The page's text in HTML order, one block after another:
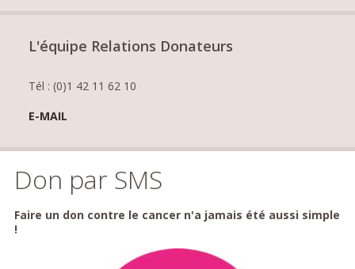
L'équipe Relations Donateurs
Tél : (0)1 42 11 62 10
E-MAIL
Don par SMS
Faire un don contre le cancer n'a jamais été aussi simple
!